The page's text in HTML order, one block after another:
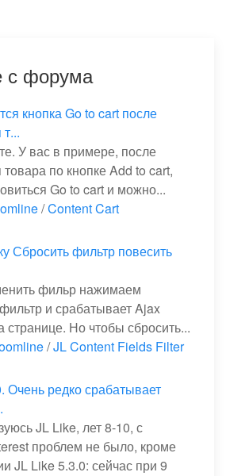
с форума
кнопка Go to cart после
У вас в примере, после
по кнопке Add to cart,
Go to cart и можно...
/Content Cart
Сбросить фильтр повесить
фильр нажимаем
и срабатывает Ajax
странице. Но чтобы сбросить...
/JL Content Fields Filter
Очень редко срабатывает
JL Like, лет 8-10, с
проблем не было, кроме
JL Like 5.3.0: сейчас при 9